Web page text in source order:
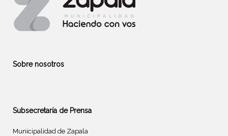
Sobre nosotros
Subsecretaría de Prensa
Municipalidad de Zapala